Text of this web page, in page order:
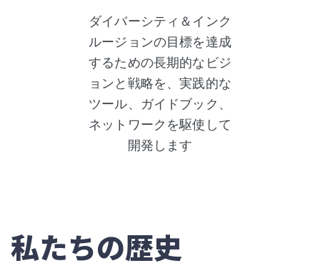
ダイバーシティ＆インク
ルージョンの目標を達成
するための長期的なビジ
ョンと戦略を、実践的な
ツール、ガイドブック、
ネットワークを駆使して
開発します
私たちの歴史